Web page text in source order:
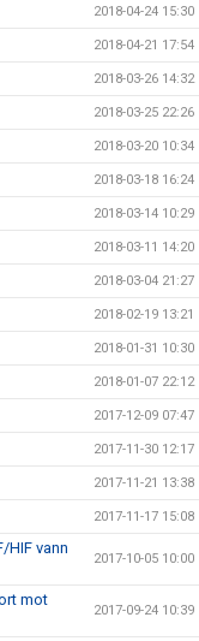
2018-04-24 15:30
2018-04-21 17:54
2018-03-26 14:32
2018-03-25 22:26
2018-03-20 10:34
2018-03-18 16:24
2018-03-14 10:29
2018-03-11 14:20
2018-03-04 21:27
2018-02-19 13:21
2018-01-31 10:30
2018-01-07 22:12
2017-12-09 07:47
2017-11-30 12:17
2017-11-21 13:38
2017-11-17 15:08
HIF vann
2017-10-05 10:00
mot
2017-09-24 10:39